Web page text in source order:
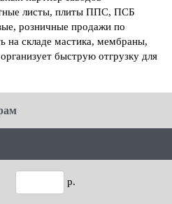
листы, плиты ППС, ПСБ
розничные продажи по
на складе мастика, мембраны,
быструю отгрузку для
р.